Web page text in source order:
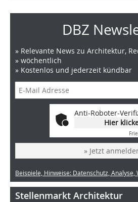
DBZ
» Relevante News zu Architektur,
» wöchentlich
» Kostenlos und jederzeit kündbar
Anti-Roboter-
Hier
» Jetzt
Beispiele, Hinweise: Datenschutz, Analyse,
Stellenmarkt Architektur